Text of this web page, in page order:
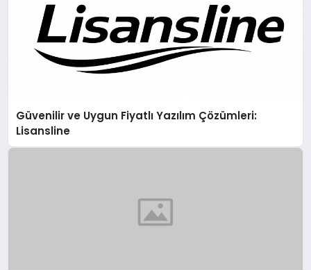
Güvenilir ve Uygun Fiyatlı Yazılım Çözümleri:
Lisansline